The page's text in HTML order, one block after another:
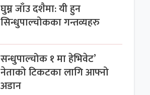
घुम्न जाँउ दशैमा: यी हुन
सिन्धुपाल्चोकका गन्तव्यहरु
सन्धुपाल्चोक १ मा हेभिवेट’
नेताको टिकटका लागि आफ्नो
अडान